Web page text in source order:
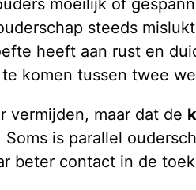
moeilijk of
steeds
heeft aan rust en
komen tussen twee
vermijden, maar dat de
Soms is parallel
beter contact in de